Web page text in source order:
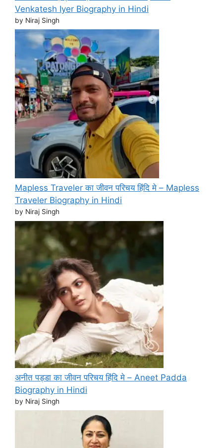
Venkatesh Iyer Biography in Hindi
by Niraj Singh
Mapless Traveler का जीवन परिचय हिंदि मे – Mapless
Traveler Biography in Hindi
by Niraj Singh
अनीत पड्डा का जीवन परिचय हिंदि मे – Aneet Padda
Biography in Hindi
by Niraj Singh